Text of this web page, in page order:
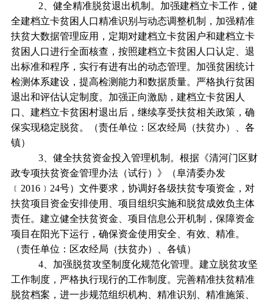
2、健全精准脱贫退出机制。加强建档立卡工作，健
全建档立卡贫困人口精准识别与动态调整机制，加强精准
扶贫大数据管理应用，定期对建档立卡贫困户和建档立卡
贫困人口进行全面核查，按照建档立卡贫困人口认定、退
出标准和程序，实行有进有出的动态管理。加强贫困统计
检测体系建设，提高检测能力和数据质量。严格执行贫困
退出和评估认定制度。加强正向激励，建档立卡贫困人
口、建档立卡贫困村退出后，继续享受扶贫相关政策，确
保实现稳定脱贫。（责任单位：区农经局（扶贫办）、各
镇）
3、健全扶贫资金投入管理机制。根据《清河门区财
政专项扶贫资金管理办法（试行）》（阜清委办发
﹝2016﹞24号）文件要求，协调好各级扶贫专项资金，对
扶贫项目资金安排使用、项目组织实施和脱贫成效负主体
责任。建立健全扶贫资金、项目信息公开机制，保障资金
项目在阳光下运行，确保资金使用安全、有效、精准。
（责任单位：区农经局（扶贫办）、各镇）
4、加强脱贫攻坚制度化规范化管理。建立脱贫攻坚
工作制度，严格执行现行的工作制度。完善精准扶贫精准
脱贫档案，进一步规范组织机构、精准识别、精准施策、